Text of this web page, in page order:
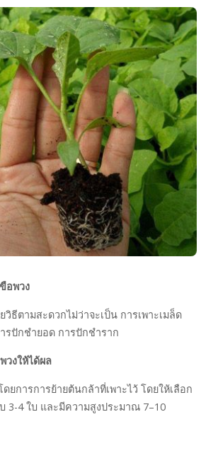
อพวง
วิธีตามสะดวกไม่ว่าจะเป็น การเพาะเมล็ด
รปักชำยอด การปักชำราก
วงให้ได้ผล
ยการการย้ายต้นกล้าที่เพาะไว้ โดยให้เลือก
3-4 ใบ และมีความสูงประมาณ 7–10